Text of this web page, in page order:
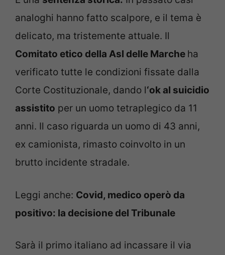
analoghi hanno fatto scalpore, e il tema è
delicato, ma tristemente attuale. Il
Comitato etico della Asl delle Marche ha
verificato tutte le condizioni fissate dalla
Corte Costituzionale, dando l‘ok al suicidio
assistito per un uomo tetraplegico da 11
anni. Il caso riguarda un uomo di 43 anni,
ex camionista, rimasto coinvolto in un
brutto incidente stradale.
Leggi anche: Covid, medico operò da
positivo: la decisione del Tribunale
Sarà il primo italiano ad incassare il via